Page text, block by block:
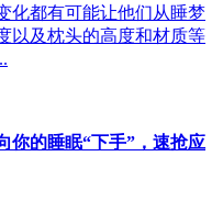
化都有可能让他们从睡梦
以及枕头的高度和材质等
你的睡眠“下手”，速抢应